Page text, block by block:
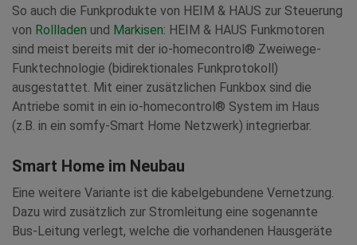
So auch die Funkprodukte von HEIM & HAUS zur Steuerung
von Rollladen und Markisen: HEIM & HAUS Funkmotoren
sind meist bereits mit der io-homecontrol® Zweiwege-
Funktechnologie (bidirektionales Funkprotokoll)
ausgestattet. Mit einer zusätzlichen Funkbox sind die
Antriebe somit in ein io-homecontrol® System im Haus
(z.B. in ein somfy-Smart Home Netzwerk) integrierbar.
Smart Home im Neubau
Eine weitere Variante ist die kabelgebundene Vernetzung.
Dazu wird zusätzlich zur Stromleitung eine sogenannte
Bus-Leitung verlegt, welche die vorhandenen Hausgeräte